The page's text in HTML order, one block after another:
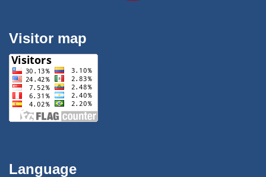
Visitor map
Language